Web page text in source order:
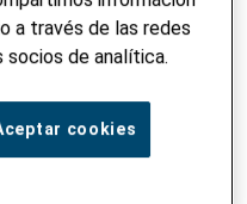
de hogar;
en relación con
a través de las redes
socios de analítica.
cookies